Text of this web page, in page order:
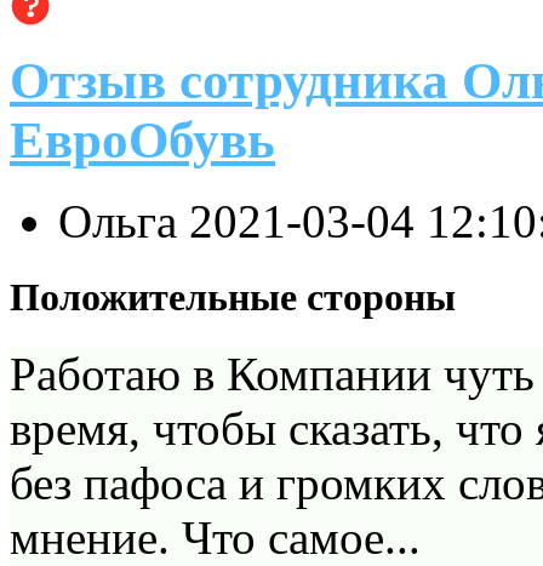
Отзыв сотрудника
ЕвроОбувь
Ольга 2021-03-04
Положительные стороны
Работаю в Компании чуть
время, чтобы сказать,
без пафоса и громких
мнение. Что самое...